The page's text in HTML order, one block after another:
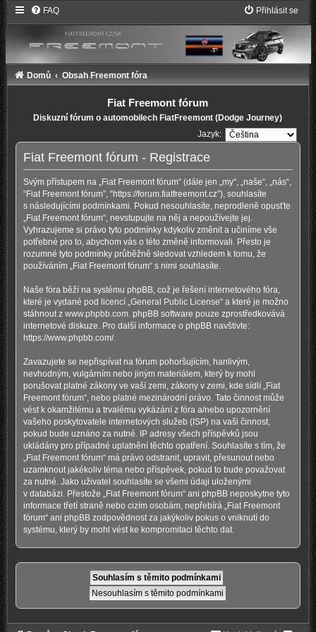
FAQ Přihlásit se
Domů Obsah Freemont fóra
Fiat Freemont fórum
Diskuzní fórum o automobilech FiatFreemont (Dodge Journey)
Jazyk:
Fiat Freemont fórum - Registrace
Svým přístupem na „Fiat Freemont fórum“ (dále jen „my“, „naše“, „nás“,
“Fiat Freemont fórum”, “https://forum.fiatfreemont.cz”), souhlasíte
s následujícími podmínkami. Pokud nesouhlasíte, neprodleně opusťte
„Fiat Freemont fórum“, nevstupujte na něj a nepoužívejte jej.
Vyhrazujeme si právo tyto podmínky kdykoliv změnit a učiníme vše
potřebné pro to, abychom vás o této změně informovali. Přesto je
rozumné tyto podmínky průběžně sledovat vzhledem k tomu, že
používáním „Fiat Freemont fórum“ s nimi souhlasíte.
Naše fóra běží na systému phpBB, což je řešení internetového fóra,
které je vydané pod licencí „ General Public License“ a které je možno
stáhnout z www.phpbb.com. phpBB software pouze zprostředkovává
internetové diskuze. Pro další informace o phpBB navštivte:
https://www.phpbb.com/.
Zavazujete se nepřispívat na fórum pohoršujícím, hanlivým,
nevhodným, vulgárním nebo jiným materiálem, který by mohl
porušovat platné zákony ve vaší zemi, zákony v zemi, kde sídlí „Fiat
Freemont fórum“, nebo platné mezinárodní právo. Tato činnost může
vést k okamžitému a trvalému vykázání z fóra a/nebo upozornění
vašeho poskytovatele internetových služeb (ISP) na vaši činnost,
pokud bude uznáno za nutné. IP adresy všech příspěvků jsou
ukládány pro případné uplatnění těchto opatření. Souhlasíte s tím, že
„Fiat Freemont fórum“ má právo odstranit, upravit, přesunout nebo
uzamknout jakékoliv téma nebo příspěvek, pokud to bude považovat
za nutné. Jako uživatel souhlasíte se všemi údaji uloženými
v databázi. Přestože „Fiat Freemont fórum“ ani phpBB neposkytne tyto
informace třetí straně nebo cizím osobám, nepřebírá „Fiat Freemont
fórum“ ani phpBB zodpovědnost za jakýkoliv pokus o vniknutí do
systému, který by mohl vést ke kompromitaci těchto dat.